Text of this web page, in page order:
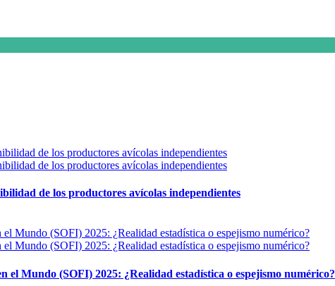
de los productores avícolas independientes
Mundo (SOFI) 2025: ¿Realidad estadística o espejismo numérico?